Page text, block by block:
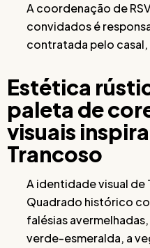
A coordenação de
convidados é
contratada pelo
Estética
paleta de
visuais
Trancoso
A identidade visual de
Quadrado histórico
falésias
verde-esmeralda, a